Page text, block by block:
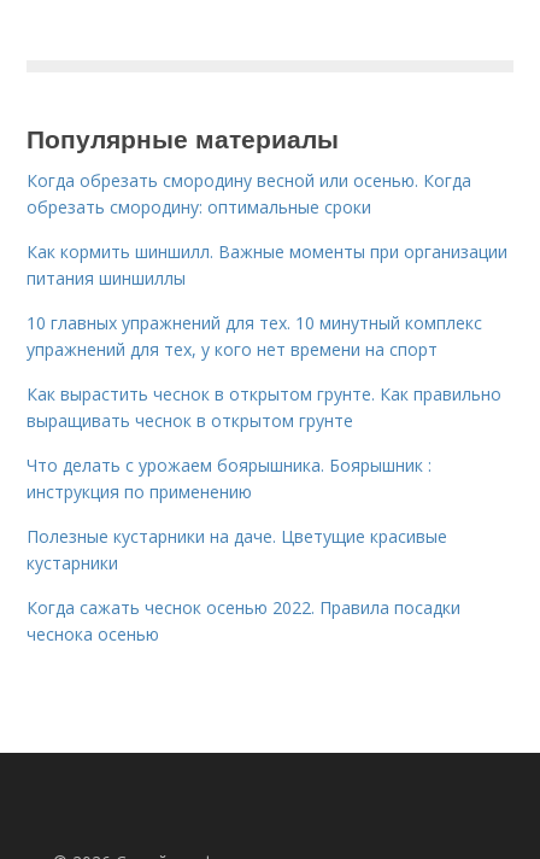
Популярные материалы
Когда обрезать смородину весной или осенью. Когда
обрезать смородину: оптимальные сроки
Как кормить шиншилл. Важные моменты при организации
питания шиншиллы
10 главных упражнений для тех. 10 минутный комплекс
упражнений для тех, у кого нет времени на спорт
Как вырастить чеснок в открытом грунте. Как правильно
выращивать чеснок в открытом грунте
Что делать с урожаем боярышника. Боярышник :
инструкция по применению
Полезные кустарники на даче. Цветущие красивые
кустарники
Когда сажать чеснок осенью 2022. Правила посадки
чеснока осенью